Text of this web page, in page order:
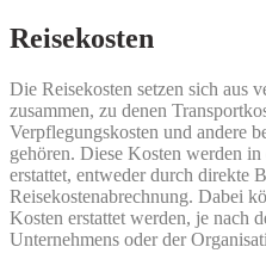
Reisekosten
Die Reisekosten setzen sich aus
zusammen, zu denen
Verpflegungskosten und andere
gehören. Diese Kosten werden
erstattet, entweder durch direkte
Reisekostenabrechnung. Dabei
Kosten erstattet werden, je nach
Unternehmens oder der